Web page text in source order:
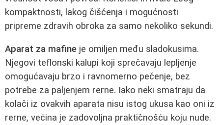
kompaktnosti, lakog čišćenja i mogućnosti
pripreme zdravih obroka za samo nekoliko sekundi.
Aparat za mafine je omiljen među sladokusima.
Njegovi teflonski kalupi koji sprečavaju lepljenje
omogućavaju brzo i ravnomerno pečenje, bez
potrebe za paljenjem rerne. Iako neki smatraju da
kolači iz ovakvih aparata nisu istog ukusa kao oni iz
rerne, većina je zadovoljna praktičnošću koju nude.